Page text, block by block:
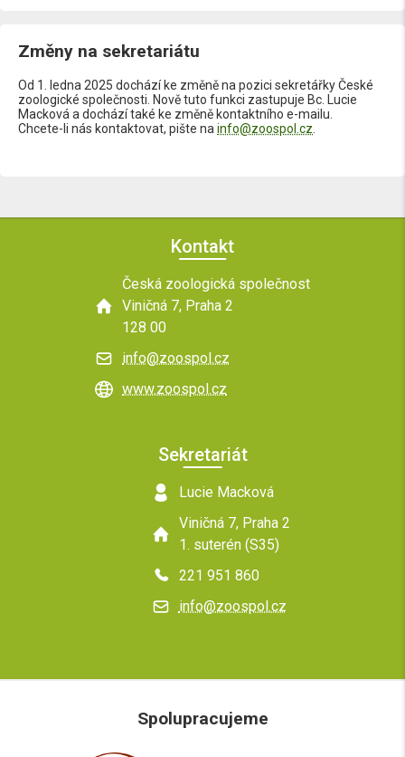
Změny na sekretariátu
Od 1. ledna 2025 dochází ke změně na pozici sekretářky České
zoologické společnosti. Nově tuto funkci zastupuje Bc. Lucie
Macková a dochází také ke změně kontaktního e-mailu.
Chcete-li nás kontaktovat, pište na info@zoospol.cz
Kontakt
Česká zoologická společnost
Viničná 7, Praha 2
128 00
info@zoospol.cz
www.zoospol.cz
Sekretariát
Lucie Macková
Viničná 7, Praha 2
1. suterén (S35)
221 951 860
info@zoospol.cz
Spolupracujeme